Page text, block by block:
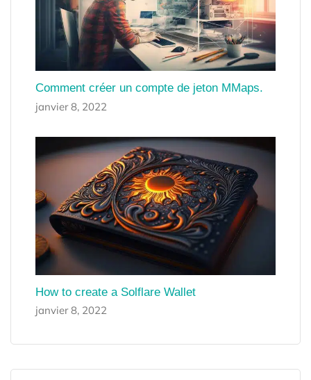
Comment créer un compte de jeton MMaps.
janvier 8, 2022
How to create a Solflare Wallet
janvier 8, 2022